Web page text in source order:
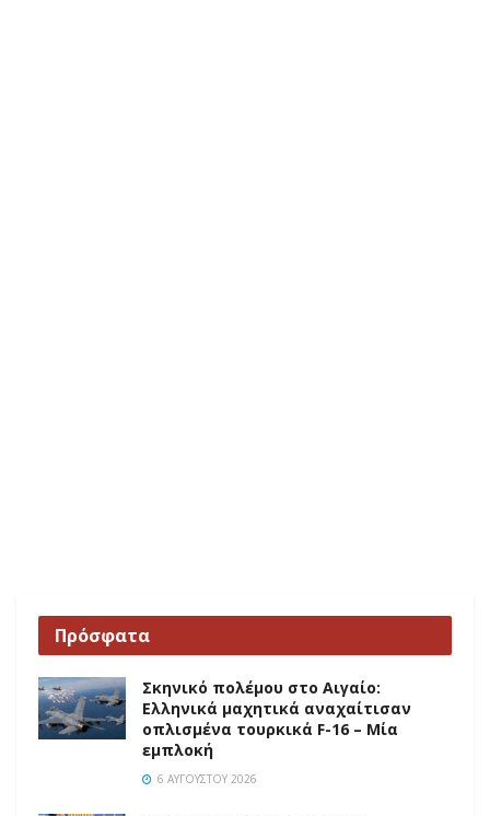
Πρόσφατα
Σκηνικό πολέμου στο Αιγαίο:
Ελληνικά μαχητικά αναχαίτισαν
οπλισμένα τουρκικά F-16 – Μία
εμπλοκή
6 ΑΥΓΟΎΣΤΟΥ 2026